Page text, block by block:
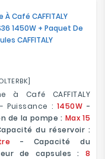
À Café CAFFITALY
1450W + Paquet De
CAFFITALY
à Café CAFFITALY
- Puissance : 1450W -
de la pompe : Max 15
du réservoir :
- Capacité du
de capsules : 8